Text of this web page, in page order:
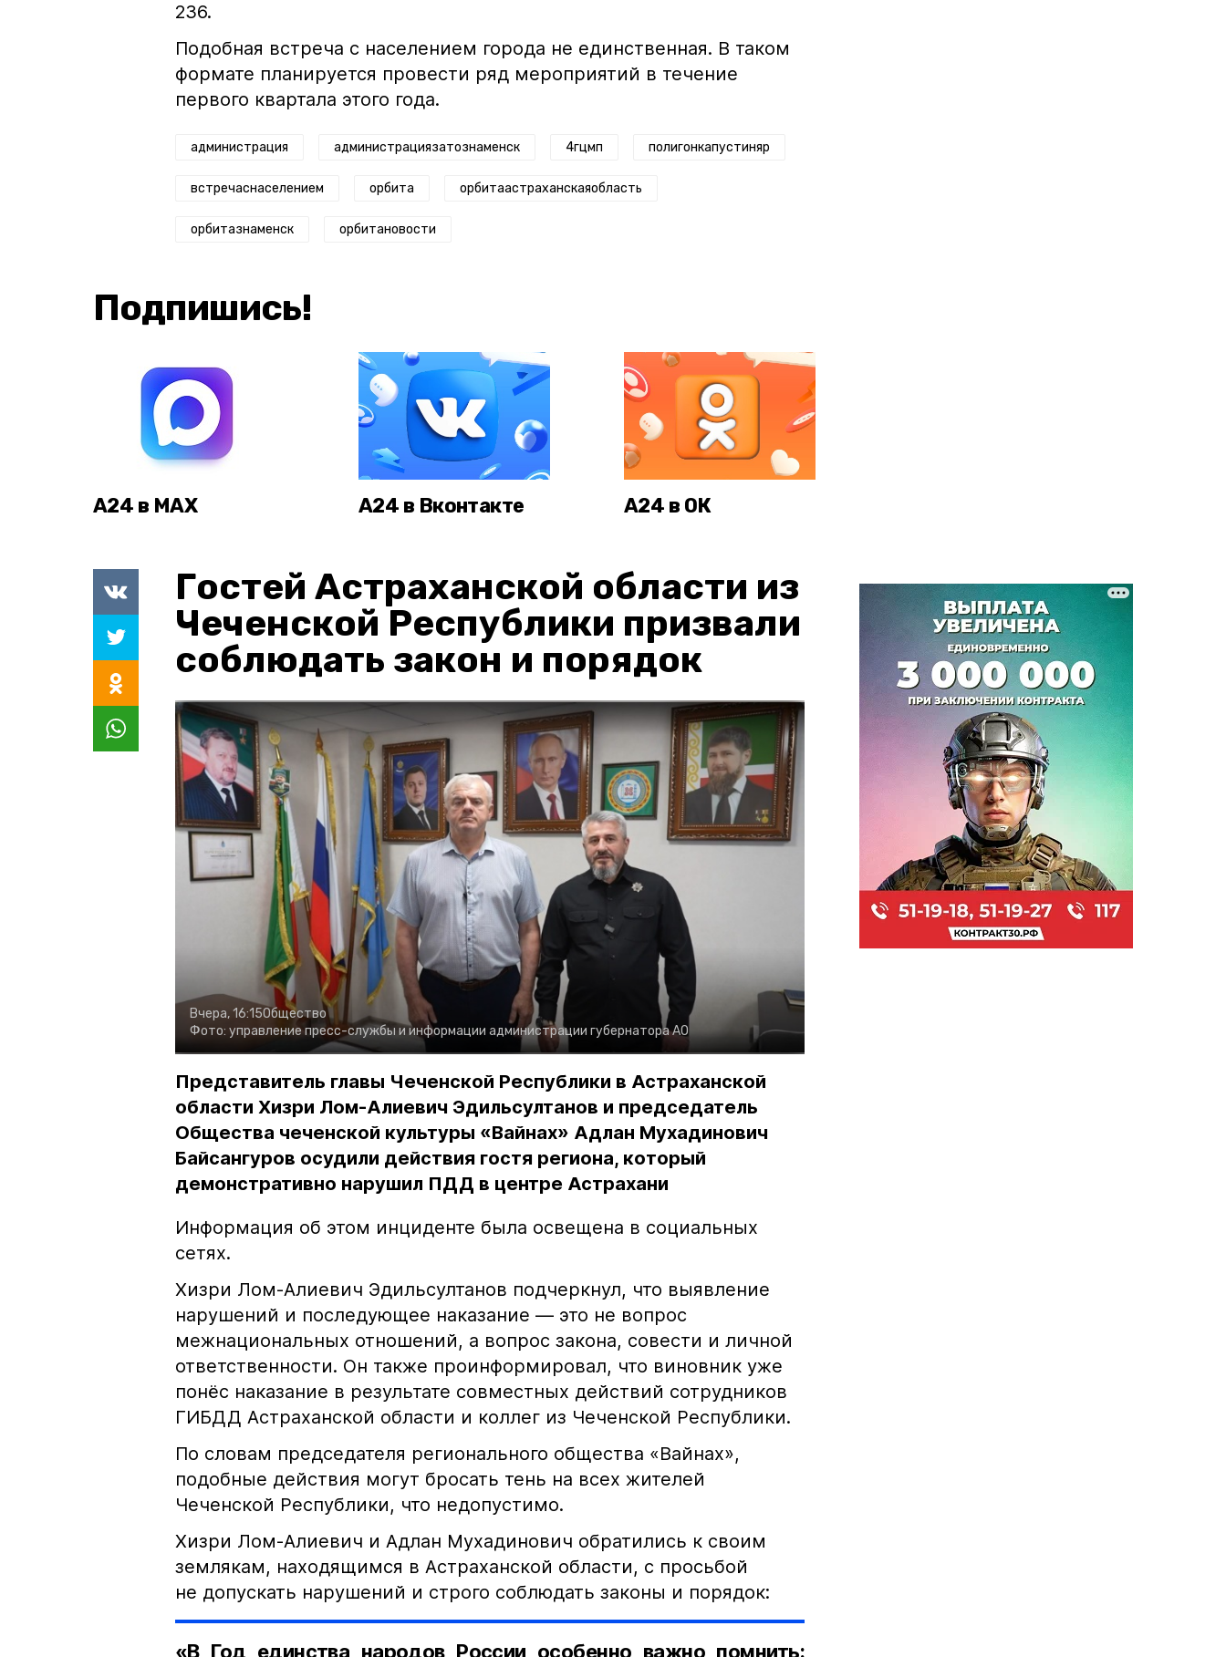
236.
Подобная встреча с населением города не единственная. В таком
формате планируется провести ряд мероприятий в течение
первого квартала этого года.
администрация администрациязатознаменск 4гцмп полигонкапустиняр
встречаснаселением орбита орбитаастраханскаяобласть
орбитазнаменск орбитановости
Подпишись!
А24 в MAX А24 в Вконтакте А24 в ОК
Гостей Астраханской области из
Чеченской Республики призвали
соблюдать закон и порядок
Вчера, 16:15Общество
Фото: управление пресс-службы и информации администрации губернатора АО
Представитель главы Чеченской Республики в Астраханской
области Хизри Лом-Алиевич Эдильсултанов и председатель
Общества чеченской культуры «Вайнах» Адлан Мухадинович
Байсангуров осудили действия гостя региона, который
демонстративно нарушил ПДД в центре Астрахани
Информация об этом инциденте была освещена в социальных
сетях.
Хизри Лом-Алиевич Эдильсултанов подчеркнул, что выявление
нарушений и последующее наказание — это не вопрос
межнациональных отношений, а вопрос закона, совести и личной
ответственности. Он также проинформировал, что виновник уже
понёс наказание в результате совместных действий сотрудников
ГИБДД Астраханской области и коллег из Чеченской Республики.
По словам председателя регионального общества «Вайнах»,
подобные действия могут бросать тень на всех жителей
Чеченской Республики, что недопустимо.
Хизри Лом-Алиевич и Адлан Мухадинович обратились к своим
землякам, находящимся в Астраханской области, с просьбой
не допускать нарушений и строго соблюдать законы и порядок:
«В Год единства народов России особенно важно помнить: